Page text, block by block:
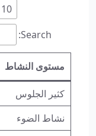
Search:
مستوى النشاط
كثير الجلوس
نشاط الضوء